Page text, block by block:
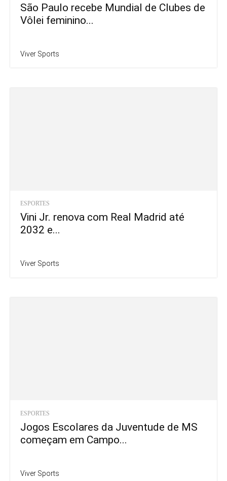
São Paulo recebe Mundial de Clubes de
Vôlei feminino...
Viver Sports
ESPORTES
Vini Jr. renova com Real Madrid até
2032 e...
Viver Sports
ESPORTES
Jogos Escolares da Juventude de MS
começam em Campo...
Viver Sports